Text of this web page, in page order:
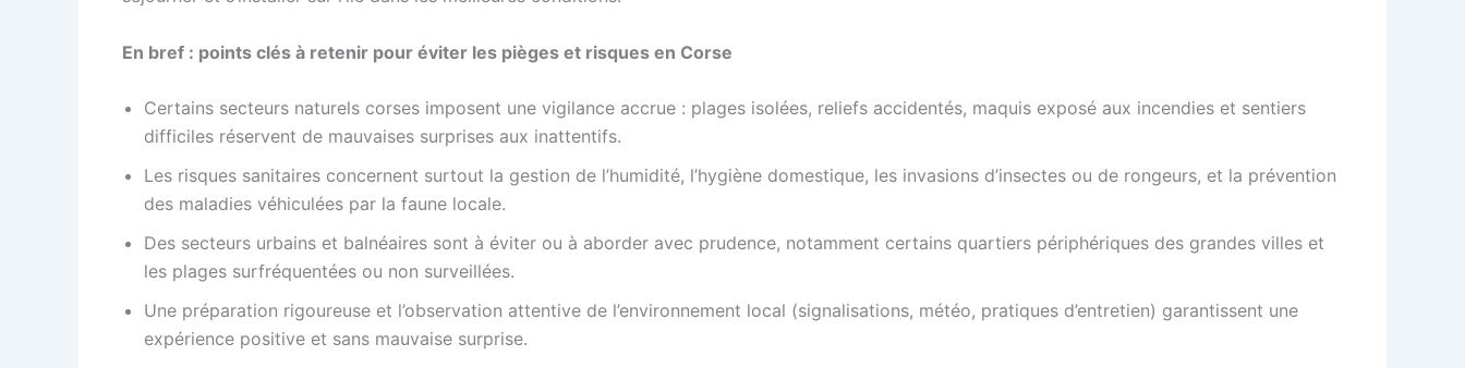
En bref : points clés à retenir pour éviter les pièges et risques en Corse
Certains secteurs naturels corses imposent une vigilance accrue : plages isolées, reliefs accidentés, maquis exposé aux incendies et sentiers
difficiles réservent de mauvaises surprises aux inattentifs.
Les risques sanitaires concernent surtout la gestion de l’humidité, l’hygiène domestique, les invasions d’insectes ou de rongeurs, et la prévention
des maladies véhiculées par la faune locale.
Des secteurs urbains et balnéaires sont à éviter ou à aborder avec prudence, notamment certains quartiers périphériques des grandes villes et
les plages surfréquentées ou non surveillées.
Une préparation rigoureuse et l’observation attentive de l’environnement local (signalisations, météo, pratiques d’entretien) garantissent une
expérience positive et sans mauvaise surprise.